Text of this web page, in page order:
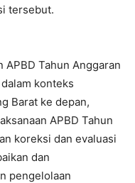
tersebut.
Tahun Anggaran
konteks
Barat ke depan,
APBD Tahun
koreksi dan evaluasi
dan
pengelolaan